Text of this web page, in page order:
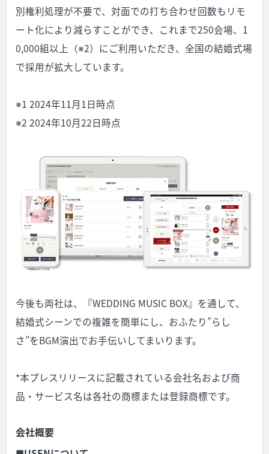
別権利処理が不要で、対面での打ち合わせ回数もリモ
ート化により減らすことができ、これまで250会場、1
0,000組以上（※2）にご利用いただき、全国の結婚式場
で採用が拡大しています。
※1 2024年11月1日時点
※2 2024年10月22日時点
今後も両社は、『WEDDING MUSIC BOX』を通して、
結婚式シーンでの複雑を簡単にし、おふたり”らし
さ”をBGM演出でお手伝いしてまいります。
*本プレスリリースに記載されている会社名および商
品・サービス名は各社の商標または登録商標です。
会社概要